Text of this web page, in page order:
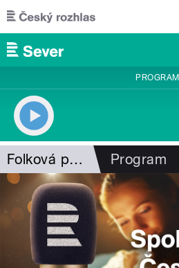
Přejít k hlavnímu obsahu
PROGRAM
Folková pohlazení Program